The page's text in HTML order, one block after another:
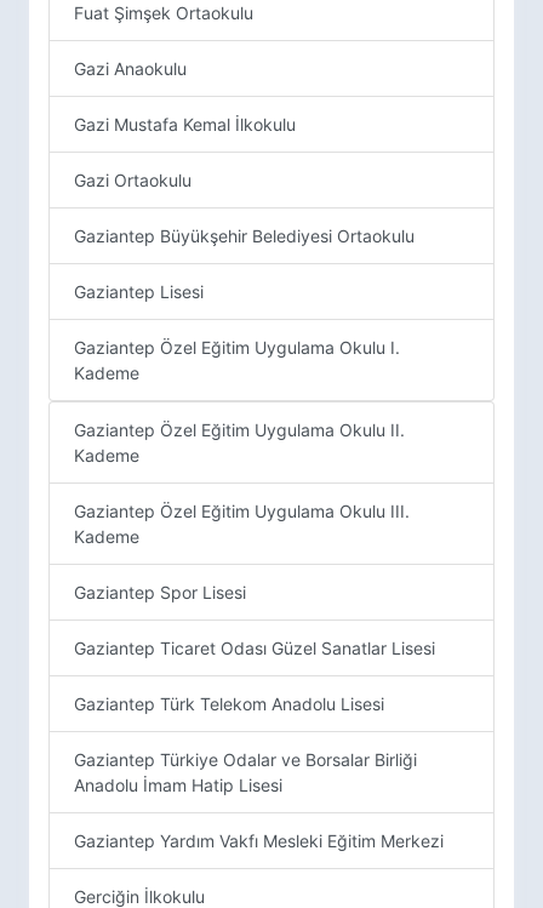
Fuat Şimşek Ortaokulu
Gazi Anaokulu
Gazi Mustafa Kemal İlkokulu
Gazi Ortaokulu
Gaziantep Büyükşehir Belediyesi Ortaokulu
Gaziantep Lisesi
Gaziantep Özel Eğitim Uygulama Okulu I.
Kademe
Gaziantep Özel Eğitim Uygulama Okulu II.
Kademe
Gaziantep Özel Eğitim Uygulama Okulu III.
Kademe
Gaziantep Spor Lisesi
Gaziantep Ticaret Odası Güzel Sanatlar Lisesi
Gaziantep Türk Telekom Anadolu Lisesi
Gaziantep Türkiye Odalar ve Borsalar Birliği
Anadolu İmam Hatip Lisesi
Gaziantep Yardım Vakfı Mesleki Eğitim Merkezi
Gerciğin İlkokulu